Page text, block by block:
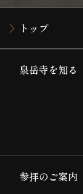
トップ
泉岳寺を知る
参拝のご案内